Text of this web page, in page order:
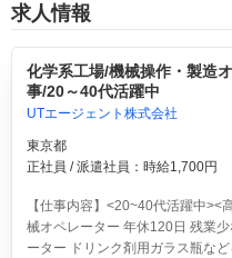
求人情報
化学系工場/機械操作・製造
事/20～40代活躍中
UTエージェント株式会社
東京都
正社員 / 派遣社員：時給1,700円
【仕事内容】<20~40代活躍中
械オペレーター 年休120日 残業少
ーター ドリンク剤用ガラス瓶な